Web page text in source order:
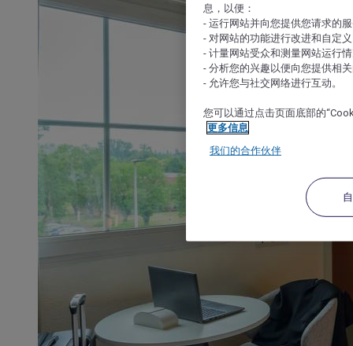
息，以便：
- 运行网站并向您提供您请求的
- 对网站的功能进行改进和自定义
- 计量网站受众和测量网站运行
- 分析您的兴趣以便向您提供相
- 允许您与社交网络进行互动。
您可以通过点击页面底部的
更多信息
我们的合作伙伴